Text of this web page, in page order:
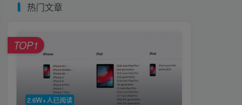
热门文章
2.6W+人已阅读
TOP1